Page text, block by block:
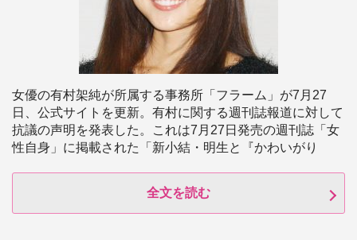
女優の有村架純が所属する事務所「フラーム」が7月27
日、公式サイトを更新。有村に関する週刊誌報道に対して
抗議の声明を発表した。これは7月27日発売の週刊誌「女
性自身」に掲載された「新小結・明生と『かわいがり
全文を読む